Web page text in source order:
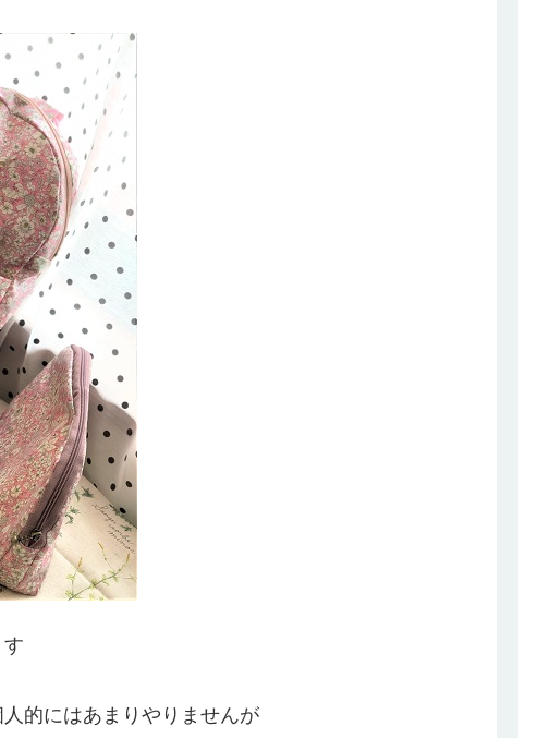
的にはあまりやりませんが